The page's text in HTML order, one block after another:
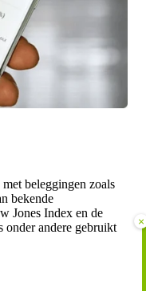
beleggingen zoals
bekende
Jones Index en de
andere gebruikt
×